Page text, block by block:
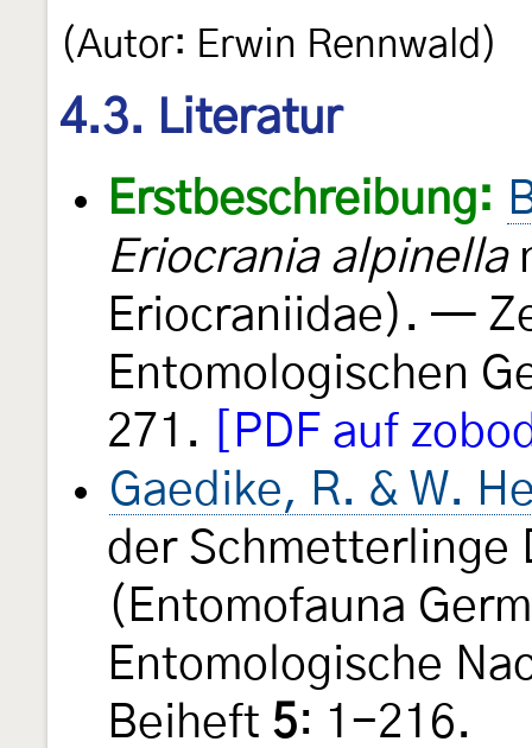
(Autor: Erwin Rennwald)
4.3. Literatur
Erstbeschreibung:
Eriocrania alpinella
Eriocraniidae). —
Entomologischen
271.
[PDF auf
Gaedike, R. & W.
der Schmetterlinge
(Entomofauna
Entomologische
Beiheft 5: 1-216.